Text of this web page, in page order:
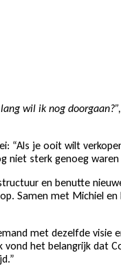
pedagogische visie,
startte als een
wil ik nog doorgaan?”,
“Als je ooit wilt
niet sterk genoeg
en benutte
Samen met Michiel
met dezelfde visie
het belangrijk dat